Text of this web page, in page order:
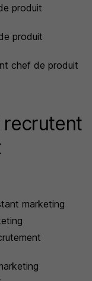
produit
produit
chef de produit
recrutent
marketing